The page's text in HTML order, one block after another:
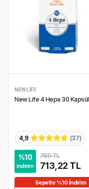
NEW LIFE
New Life 4 Hepa 30 Kapsül
4,9 (37)
%10
indirim
789 TL
713,22 TL
Sepette %10 İndirim